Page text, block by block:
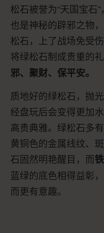
松石被誉为“天国宝石
也是神秘的辟邪之物
松石，上了战场免受
将绿松石制成贵重的
邪、聚财、保平安。
质地好的绿松石，抛
经盘玩后会变得更加
高贵典雅。绿松石多
黄铜色的金属线纹、
石固然明艳醒目，而
蓝绿的底色相得益彰
而更有意趣。